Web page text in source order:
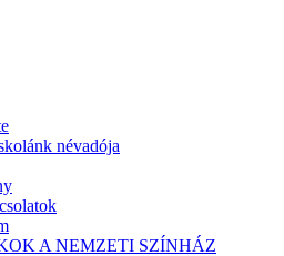
névadója
A NEMZETI SZÍNHÁZ